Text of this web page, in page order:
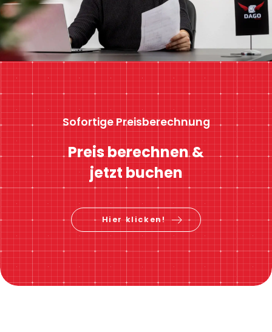
Sofortige Preisberechnung
Preis berechnen &
jetzt buchen
Hier klicken!